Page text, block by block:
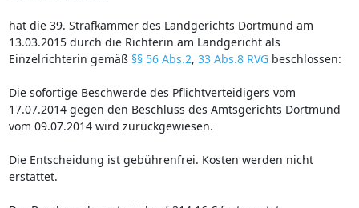
hat die 39. Strafkammer des Landgerichts Dortmund am
13.03.2015 durch die Richterin am Landgericht als
Einzelrichterin gemäß §§ 56 Abs.2, 33 Abs.8 RVGbeschlossen:
Die sofortige Beschwerde des Pflichtverteidigers vom
17.07.2014 gegen den Beschluss des Amtsgerichts Dortmund
vom 09.07.2014 wird zurückgewiesen.
Die Entscheidung ist gebührenfrei. Kosten werden nicht
erstattet.